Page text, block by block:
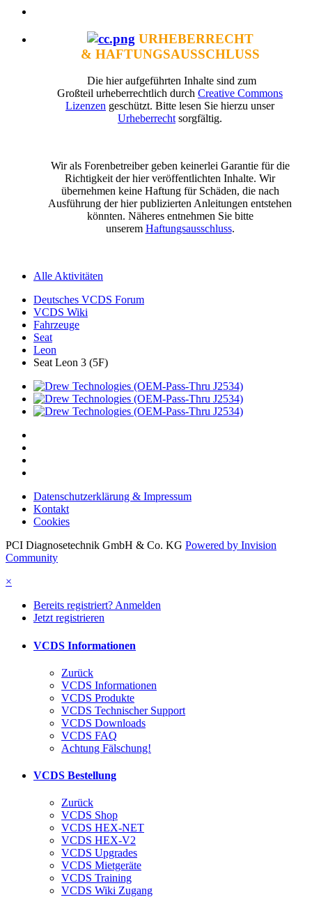
URHEBERRECHT
& HAFTUNGSAUSSCHLUSS
Die hier aufgeführten Inhalte sind zum
Großteil urheberrechtlich durch Creative Commons
Lizenzen geschützt. Bitte lesen Sie hierzu unser
Urheberrecht sorgfältig.
Wir als Forenbetreiber geben keinerlei Garantie für die
Richtigkeit der hier veröffentlichten Inhalte. Wir
übernehmen keine Haftung für Schäden, die nach
Ausführung der hier publizierten Anleitungen entstehen
könnten. Näheres entnehmen Sie bitte
unserem Haftungsausschluss.
Alle Aktivitäten
Deutsches VCDS Forum
VCDS Wiki
Fahrzeuge
Seat
Leon
Seat Leon 3 (5F)
Datenschutzerklärung & Impressum
Kontakt
Cookies
PCI Diagnosetechnik GmbH & Co. KG Powered by Invision
Community
×
Bereits registriert? Anmelden
Jetzt registrieren
VCDS Informationen
Zurück
VCDS Informationen
VCDS Produkte
VCDS Technischer Support
VCDS Downloads
VCDS FAQ
Achtung Fälschung!
VCDS Bestellung
Zurück
VCDS Shop
VCDS HEX-NET
VCDS HEX-V2
VCDS Upgrades
VCDS Mietgeräte
VCDS Training
VCDS Wiki Zugang